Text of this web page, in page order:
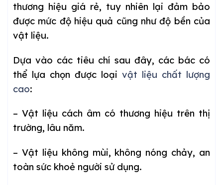
thương hiệu giá rẻ, tuy nhiên lại đảm bảo
được mức độ hiệu quả cũng như độ bền của
vật liệu.
Dựa vào các tiêu chí sau đây, các bác có
thể lựa chọn được loại vật liệu chất lượng
cao:
– Vật liệu cách âm có thương hiệu trên thị
trường, lâu năm.
– Vật liệu không mùi, không nóng chảy, an
toàn sức khoẻ người sử dụng.